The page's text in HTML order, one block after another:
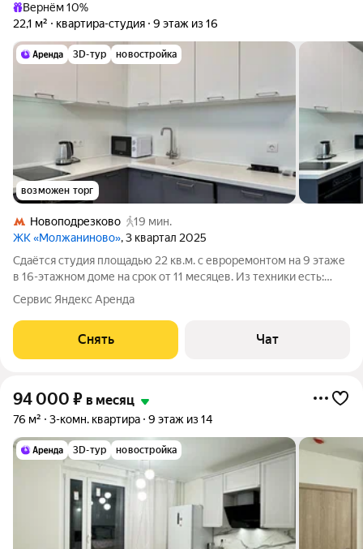
Вернём 10%
22,1 м²
квартира-студия 9 этаж из 16
3D-тур новостройка
возможен торг
Новоподрезково
19 мин.
ЖК «Молжаниново», 3 квартал 2025
Сдаётся студия площадью 22 кв.м. с евроремонтом на 9 этаже
в 16-этажном доме на срок от 11 месяцев. Из техники есть:
Телевизор Духовой шкаф Стиральная машина Холодильник
Посудомоечная машина Кондиционер Микроволновка Дом -
монолитный, окна
Сервис Яндекс Аренда
Снять Чат
94 000 ₽ в месяц
76 м² 3-комн. квартира 9 этаж из 14
3D-тур новостройка